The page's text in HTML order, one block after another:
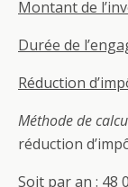
Montant de
Durée de
Réduction
Méthode de
réduction
Soit par an : 48